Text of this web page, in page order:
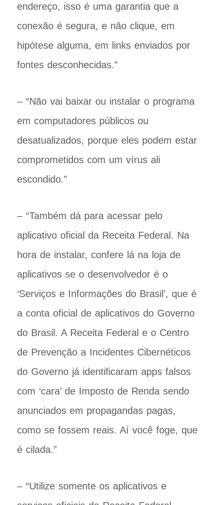
endereço, isso é uma garantia que a
conexão é segura, e não clique, em
hipótese alguma, em links enviados por
fontes desconhecidas.”
– “Não vai baixar ou instalar o programa
em computadores públicos ou
desatualizados, porque eles podem estar
comprometidos com um vírus ali
escondido.”
– “Também dá para acessar pelo
aplicativo oficial da Receita Federal. Na
hora de instalar, confere lá na loja de
aplicativos se o desenvolvedor é o
‘Serviços e Informações do Brasil’, que é
a conta oficial de aplicativos do Governo
do Brasil. A Receita Federal e o Centro
de Prevenção a Incidentes Cibernéticos
do Governo já identificaram apps falsos
com ‘cara’ de Imposto de Renda sendo
anunciados em propagandas pagas,
como se fossem reais. Aí você foge, que
é cilada.”
– “Utilize somente os aplicativos e